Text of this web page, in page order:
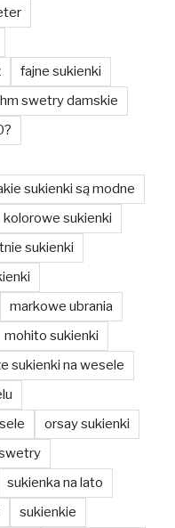
fajne sukienki
hm swetry damskie
sukienki są modne
kolorowe sukienki
sukienki
markowe ubrania
mohito sukienki
sukienki na wesele
orsay sukienki
sukienka na lato
sukienkie